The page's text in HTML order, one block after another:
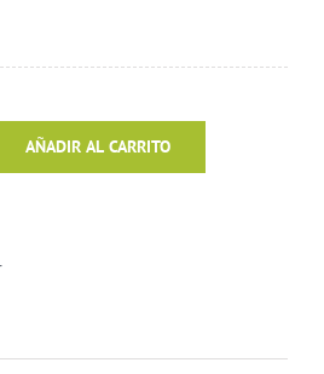
AÑADIR AL CARRITO